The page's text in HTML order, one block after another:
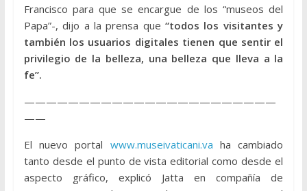
Francisco para que se encargue de los “museos del
Papa”-, dijo a la prensa que“todos los visitantes y
también los usuarios digitales tienen que sentir el
privilegio de la belleza, una belleza que lleva a la
fe”.
———————————————————————
——
El nuevo portal www.museivaticani.va ha cambiado
tanto desde el punto de vista editorial como desde el
aspecto gráfico, explicó Jatta en compañía de